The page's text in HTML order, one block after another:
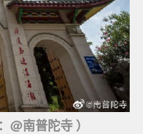
@南普陀寺 ）